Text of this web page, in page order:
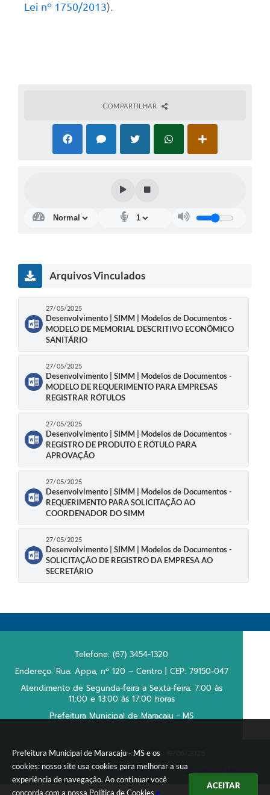
Prefeitura Municipal de Maracaju - MS e os
cookies: nosso site usa cookies para melhorar a sua
experiência de navegação. Ao continuar você
concorda com a nossa Política de Cookies e
ACEITAR
Lei nº 1750/2013).
COMPARTILHAR
Arquivos Vinculados
27/05/2025
Desenvolvimento | SIMM | Modelos de Documentos -
MODELO DE MEMORIAL DESCRITIVO ECONÔMICO
SANITÁRIO
27/05/2025
Desenvolvimento | SIMM | Modelos de Documentos -
MODELO DE REQUERIMENTO PARA EMPRESAS
REGISTRAR RÓTULOS
27/05/2025
Desenvolvimento | SIMM | Modelos de Documentos -
REGISTRO DE PRODUTO E RÓTULO PARA
APROVAÇÃO
27/05/2025
Desenvolvimento | SIMM | Modelos de Documentos -
REQUERIMENTO PARA SOLICITAÇÃO AO
COORDENADOR DO SIMM
27/05/2025
Desenvolvimento | SIMM | Modelos de Documentos -
SOLICITAÇÃO DE REGISTRO DA EMPRESA AO
SECRETÁRIO
Telefone: (67) 3454-1320
Endereço: Rua: Appa, nº 120 – Centro | CEP: 79150-047
Atendimento de Segunda-feira a Sexta-feira: 7:00 às
11:00 e 13:00 às 17:00 horas
Prefeitura Municipal de Maracaju - MS
Versão do Sistema:3.5.3 - 19/06/2026
Portal atualizado em:06/08/2026 16:07